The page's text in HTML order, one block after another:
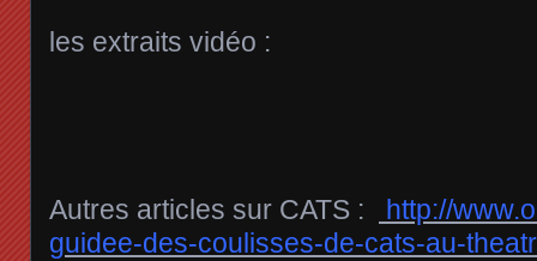
les extraits vidéo :
Autres articles sur CATS :
http://
guidee-des-coulisses-de-cats-au-